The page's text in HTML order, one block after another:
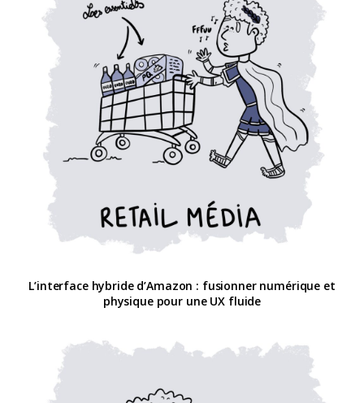
L’interface hybride d’Amazon : fusionner numérique et
physique pour une UX fluide